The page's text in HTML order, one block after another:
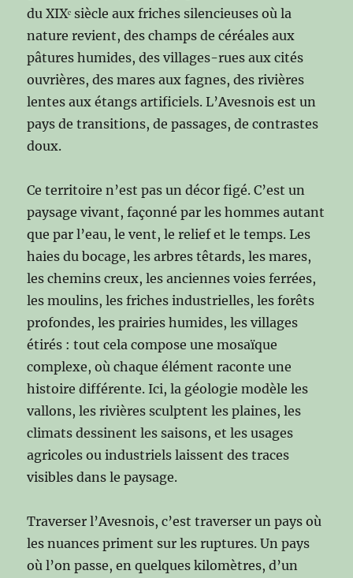
du XIXᵉ siècle aux friches silencieuses où la
nature revient, des champs de céréales aux
pâtures humides, des villages-rues aux cités
ouvrières, des mares aux fagnes, des rivières
lentes aux étangs artificiels. L’Avesnois est un
pays de transitions, de passages, de contrastes
doux.
Ce territoire n’est pas un décor figé. C’est un
paysage vivant, façonné par les hommes autant
que par l’eau, le vent, le relief et le temps. Les
haies du bocage, les arbres têtards, les mares,
les chemins creux, les anciennes voies ferrées,
les moulins, les friches industrielles, les forêts
profondes, les prairies humides, les villages
étirés : tout cela compose une mosaïque
complexe, où chaque élément raconte une
histoire différente. Ici, la géologie modèle les
vallons, les rivières sculptent les plaines, les
climats dessinent les saisons, et les usages
agricoles ou industriels laissent des traces
visibles dans le paysage.
Traverser l’Avesnois, c’est traverser un pays où
les nuances priment sur les ruptures. Un pays
où l’on passe, en quelques kilomètres, d’un